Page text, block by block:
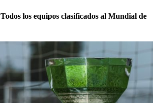
Todos los equipos clasificados al Mundial de